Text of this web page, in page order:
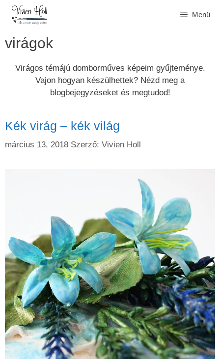
Kilépés
Menü
virágok
Virágos témájú domborműves képeim gyűjteménye.
Vajon hogyan készülhettek? Nézd meg a
blogbejegyzéseket és megtudod!
Kék virág – kék világ
március 13, 2018 Szerző: Vivien Holl